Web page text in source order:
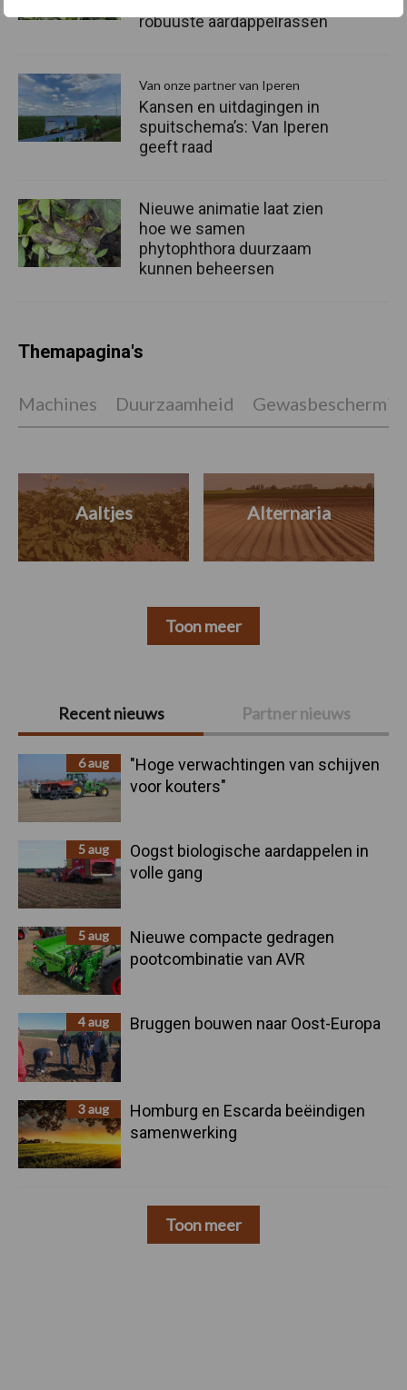
Primaire
Sidebar
Recent nieuws Partner nieuws
6 aug
"Hoge verwachtingen van schijven
voor kouters"
5 aug
Oogst biologische aardappelen in
volle gang
5 aug
Nieuwe compacte gedragen
pootcombinatie van AVR
4 aug Bruggen bouwen naar Oost-Europa
3 aug
Homburg en Escarda beëindigen
samenwerking
Toon meer
robuuste aardappelrassen
Van onze partner van Iperen
Kansen en uitdagingen in
spuitschema’s: Van Iperen
geeft raad
Nieuwe animatie laat zien
hoe we samen
phytophthora duurzaam
kunnen beheersen
Themapagina's
Machines Duurzaamheid
Aaltjes Alternaria
Toon meer